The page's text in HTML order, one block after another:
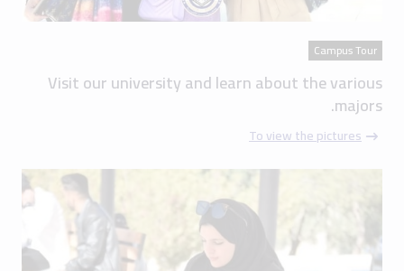
Campus Tour
Visit our university and learn about the various
majors.
To view the pictures